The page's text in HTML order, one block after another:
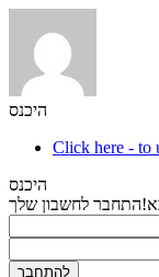
היכנס
Click here - to
היכנס
התחבר לחשבון שלך